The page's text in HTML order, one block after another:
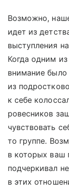
Возможно,
идет из
выступления
Когда одним
внимание было
из
к себе
ровесников
чувствовать
то группе.
в которых ваш
подчеркивал
в этих